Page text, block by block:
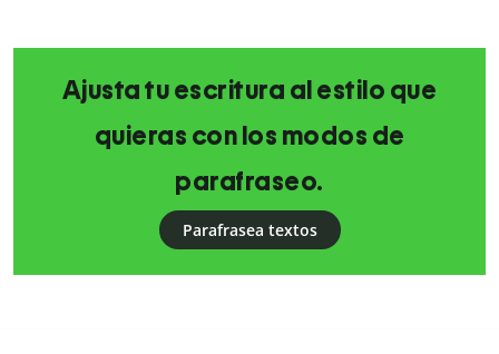
Ajusta tu escritura al estilo que
quieras con los modos de
parafraseo.
Parafrasea textos